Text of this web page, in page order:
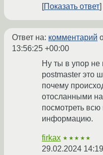
Показать ответ
Ответ на: комментарий
13:56:25 +00:00
Ну ты в упор не
postmaster это
почему
отосланными
посмотреть
информацию.
firkax ★★★★★
29.02.2024